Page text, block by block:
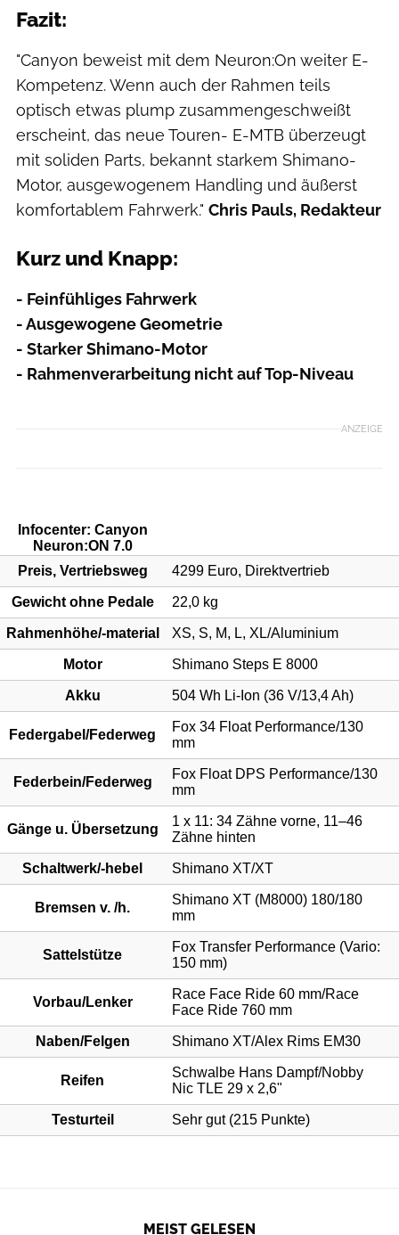
Fazit:
"Canyon beweist mit dem Neuron:On weiter E-
Kompetenz. Wenn auch der Rahmen teils
optisch etwas plump zusammengeschweißt
erscheint, das neue Touren- E-MTB überzeugt
mit soliden Parts, bekannt starkem Shimano-
Motor, ausgewogenem Handling und äußerst
komfortablem Fahrwerk." Chris Pauls, Redakteur
Kurz und Knapp:
- Feinfühliges Fahrwerk
- Ausgewogene Geometrie
- Starker Shimano-Motor
- Rahmenverarbeitung nicht auf Top-Niveau
ANZEIGE
MEIST GELESEN